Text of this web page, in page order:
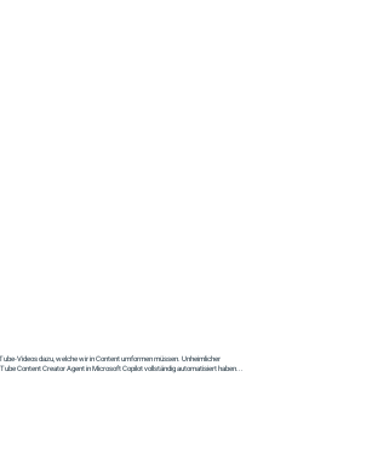
Videos dazu, welche wir in Content umformen müssen. Unheimlicher
Content Creator Agent in Microsoft Copilot vollständig automatisiert haben...